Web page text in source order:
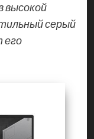
высокой
серый
его